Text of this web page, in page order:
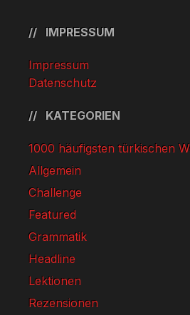
IMPRESSUM
Impressum
Datenschutz
KATEGORIEN
1000 häufigsten türkischen
Allgemein
Challenge
Featured
Grammatik
Headline
Lektionen
Rezensionen